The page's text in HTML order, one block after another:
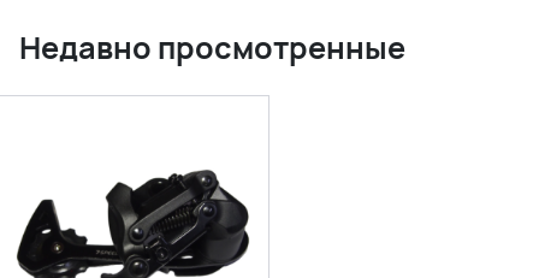
Недавно просмотренные